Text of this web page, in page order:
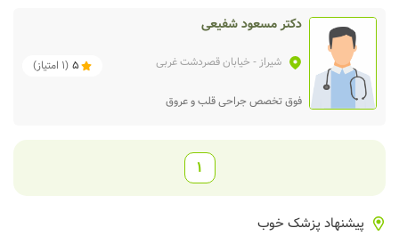
دکتر مسعود شفیعی
شیراز - خیابان قصردشت غربی 5
(
1 امتیاز)
فوق تخصص جراحی قلب و عروق
1
پیشنهاد پزشک خوب